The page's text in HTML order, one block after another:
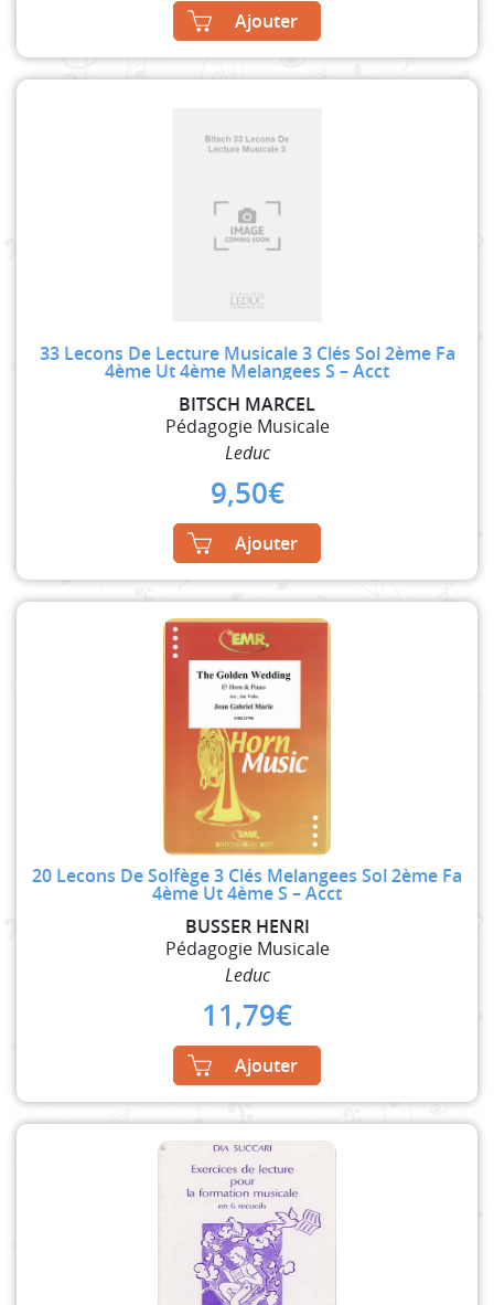
Ajouter
33 Lecons De Lecture Musicale 3 Clés Sol 2ème Fa
4ème Ut 4ème Melangees S – Acct
BITSCH MARCEL
Pédagogie Musicale
Leduc
9,50€
Ajouter
20 Lecons De Solfège 3 Clés Melangees Sol 2ème Fa
4ème Ut 4ème S – Acct
BUSSER HENRI
Pédagogie Musicale
Leduc
11,79€
Ajouter